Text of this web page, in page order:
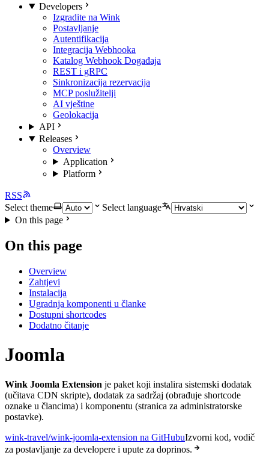
Developers
Izgradite na Wink
Postavljanje
Autentifikacija
Integracija Webhooka
Katalog Webhook Događaja
REST i gRPC
Sinkronizacija rezervacija
MCP poslužitelji
AI vještine
Geolokacija
API
Releases
Overview
Application
Platform
RSS
Select theme
Select language
On this page
On this page
Overview
Zahtjevi
Instalacija
Ugradnja komponenti u članke
Dostupni shortcodes
Dodatno čitanje
Joomla
Wink Joomla Extension je paket koji instalira sistemski dodatak
(učitava CDN skripte), dodatak za sadržaj (obrađuje shortcode
oznake u člancima) i komponentu (stranica za administratorske
postavke).
wink-travel/wink-joomla-extension na GitHubuIzvorni kod, vodič
za postavljanje za developere i upute za doprinos.